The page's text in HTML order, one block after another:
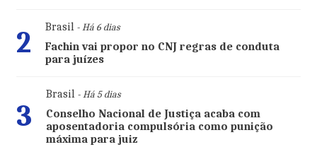
2 Brasil- Há 6 dias
Fachin vai propor no CNJ regras de conduta
para juízes
3
Brasil- Há 5 dias
Conselho Nacional de Justiça acaba com
aposentadoria compulsória como punição
máxima para juiz